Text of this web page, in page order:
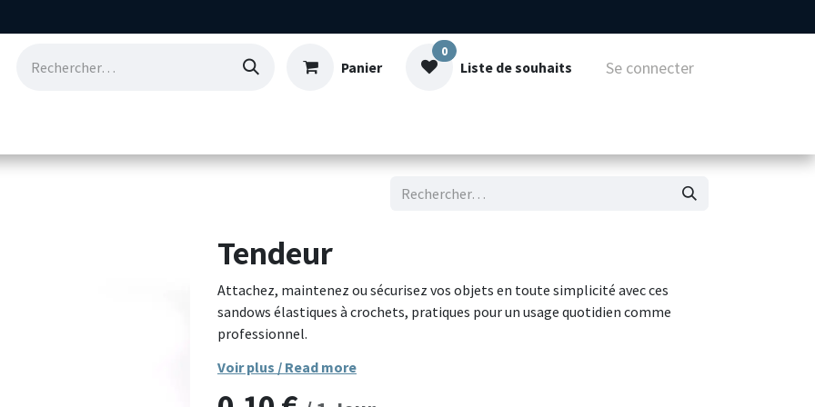
Panier
0
Liste de souhaits Se connecter
Tendeur
Attachez, maintenez ou sécurisez vos objets en toute simplicité avec ces
sandows élastiques à crochets, pratiques pour un usage quotidien comme
professionnel.
Ces tendeurs sont fabriqués en caoutchouc haute élasticité gainé de textile,
assurant une bonne résistance à la traction et à l’usure. Chaque extrémité est
Voir plus / Read more